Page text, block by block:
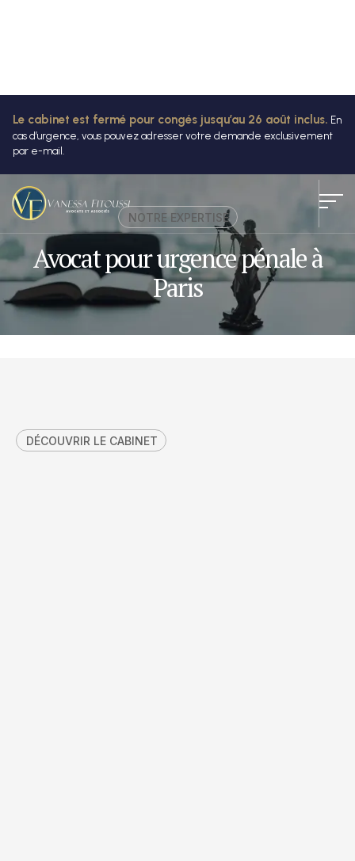
Le cabinet est fermé pour congés jusqu’au 26 août inclus. En
cas d’urgence, vous pouvez adresser votre demande exclusivement
par e-mail.
NOTRE EXPERTISE
Avocat pour urgence pénale à
Paris
DÉCOUVRIR LE CABINET